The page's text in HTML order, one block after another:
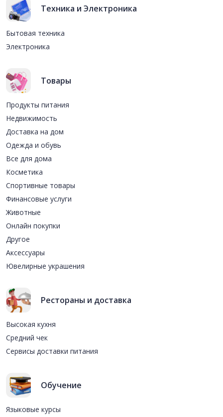
Техника и Электроника
Бытовая техника
Электроника
Товары
Продукты питания
Недвижимость
Доставка на дом
Одежда и обувь
Все для дома
Косметика
Спортивные товары
Финансовые услуги
Животные
Онлайн покупки
Другое
Аксессуары
Ювелирные украшения
Рестораны и доставка
Высокая кухня
Средний чек
Сервисы доставки питания
Обучение
Языковые курсы